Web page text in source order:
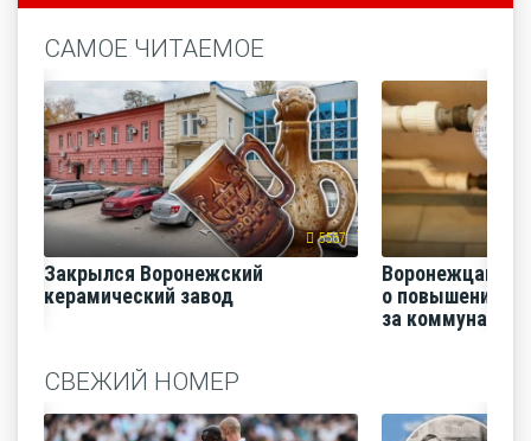
САМОЕ ЧИТАЕМОЕ
5567
Закрылся Воронежский
керамический завод
Воронежцам
о повышении
за
СВЕЖИЙ НОМЕР